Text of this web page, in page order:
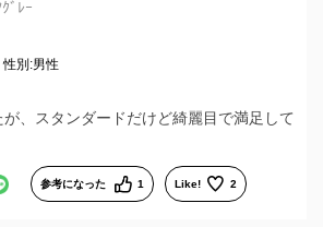
ﾞﾚｰ
性別:男性
、スタンダードだけど綺麗目で満足して
参考になった 1 Like! 2